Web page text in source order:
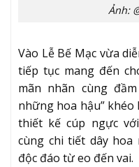
Ảnh:
Vào Lễ Bế Mạc vừa
tiếp tục mang đến
mãn nhãn cùng
những hoa hậu”
thiết kế cúp ngực
cùng chi tiết dây
độc đáo từ eo đến vai.